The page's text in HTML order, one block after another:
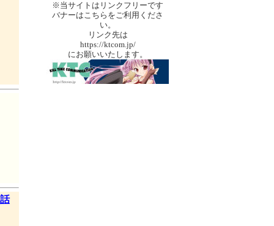
※当サイトはリンクフリーです
バナーはこちらをご利用くださ
い。
リンク先は
https://ktcom.jp/
にお願いいたします。